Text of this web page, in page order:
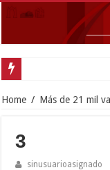
Home / Más de 21 mil
3
sinusuarioasignado